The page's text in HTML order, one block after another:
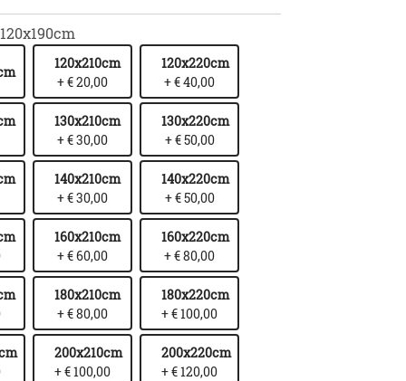
120x190cm
120x210cm
+ € 20,00
120x220cm
+ € 40,00
130x210cm
+ € 30,00
130x220cm
+ € 50,00
140x210cm
+ € 30,00
140x220cm
+ € 50,00
160x210cm
+ € 60,00
160x220cm
+ € 80,00
180x210cm
+ € 80,00
180x220cm
+ € 100,00
200x210cm
+ € 100,00
200x220cm
+ € 120,00